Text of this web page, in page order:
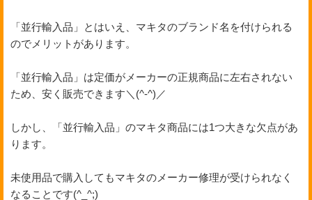
「並行輸入品」とはいえ、マキタのブランド名を付けられる
のでメリットがあります。
「並行輸入品」は定価がメーカーの正規商品に左右されない
ため、安く販売できます＼(^-^)／
しかし、「並行輸入品」のマキタ商品には1つ大きな欠点があ
ります。
未使用品で購入してもマキタのメーカー修理が受けられなく
なることです(^_^;)